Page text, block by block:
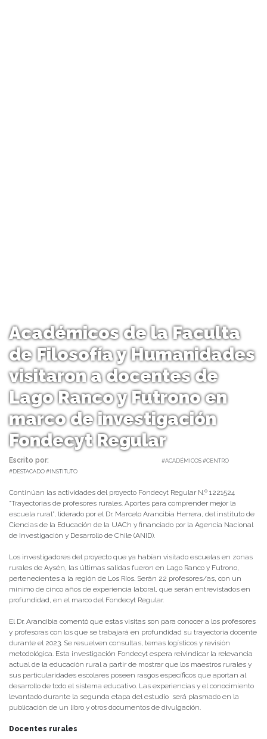
Académicos de la Faculta
de Filosofía y Humanidades
visitaron a docentes de
Lago Ranco y Futrono en
marco de investigación
Fondecyt Regular
Escrito por:
#ACADÉMICOS #CENTRO
#DESTACADO #INSTITUTO
Continúan las actividades del proyecto Fondecyt Regular N.º 1221524
“Trayectorias de profesores rurales. Aportes para comprender mejor la
escuela rural”, liderado por el Dr. Marcelo Arancibia Herrera, del instituto de
Ciencias de la Educación de la UACh y financiado por la Agencia Nacional
de Investigación y Desarrollo de Chile (ANID).
Los investigadores del proyecto que ya habían visitado escuelas en zonas
rurales de Aysén, las últimas salidas fueron en Lago Ranco y Futrono,
pertenecientes a la región de Los Ríos. Serán 22 profesores/as, con un
mínimo de cinco años de experiencia laboral, que serán entrevistados en
profundidad, en el marco del Fondecyt Regular.
El Dr. Arancibia comentó que estas visitas son para conocer a los profesores
y profesoras con los que se trabajará en profundidad su trayectoria docente
durante el 2023. Se resuelven consultas, temas logísticos y revisión
metodológica. Esta investigación Fondecyt espera reivindicar la relevancia
actual de la educación rural a partir de mostrar que los maestros rurales y
sus particularidades escolares poseen rasgos específicos que aportan al
desarrollo de todo el sistema educativo. Las experiencias y el conocimiento
levantado durante la segunda etapa del estudio será plasmado en la
publicación de un libro y otros documentos de divulgación.
Docentes rurales